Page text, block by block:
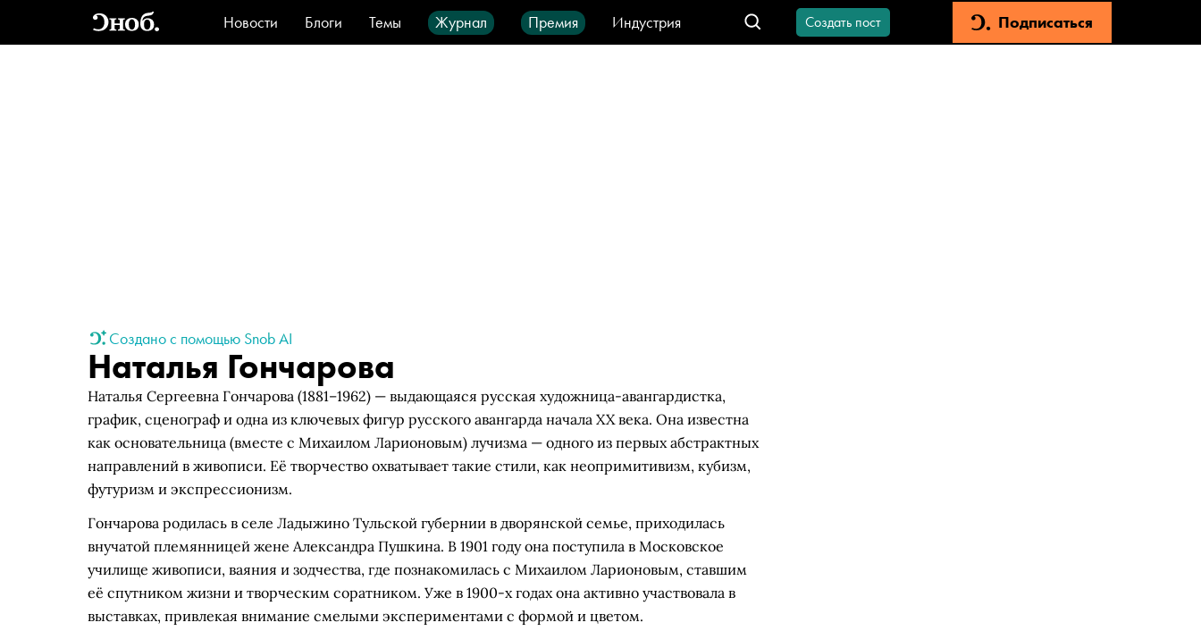
Новости Блоги Темы Журнал Премия
Индустрия
Стиль
Видео Город IT-продукты
Создать пост Подписаться
Создано с помощью Snob AI
Наталья Гончарова
Наталья Сергеевна Гончарова (1881–1962) — выдающаяся русская художница-авангардистка,
график, сценограф и одна из ключевых фигур русского авангарда начала XX века. Она известна
как основательница (вместе с Михаилом Ларионовым) лучизма — одного из первых абстрактных
направлений в живописи. Её творчество охватывает такие стили, как неопримитивизм, кубизм,
футуризм и экспрессионизм.
Гончарова родилась в селе Ладыжино Тульской губернии в дворянской семье, приходилась
внучатой племянницей жене Александра Пушкина. В 1901 году она поступила в Московское
училище живописи, ваяния и зодчества, где познакомилась с Михаилом Ларионовым, ставшим
её спутником жизни и творческим соратником. Уже в 1900-х годах она активно участвовала в
выставках, привлекая внимание смелыми экспериментами с формой и цветом.